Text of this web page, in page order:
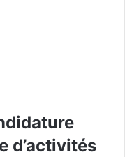
d’activités